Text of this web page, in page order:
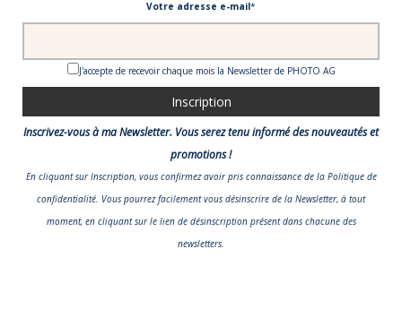
Votre adresse e-mail*
J'accepte de recevoir chaque mois la Newsletter de PHOTO AG
Inscrivez-vous à ma Newsletter. Vous serez tenu informé des nouveautés et
promotions !
En cliquant sur Inscription, vous confirmez avoir pris connaissance de la Politique de
confidentialité. Vous pourrez facilement vous désinscrire de la Newsletter, à tout
moment, en cliquant sur le lien de désinscription présent dans chacune des
newsletters.